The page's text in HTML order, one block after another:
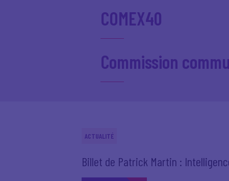
COMEX40
Commission
ACTUALITÉ
Billet de Patrick Martin :